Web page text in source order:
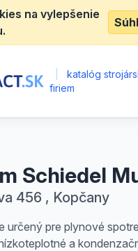
na vylepšenie
katalóg
firiem
Schiedel
456 , Kopčany
určený pre plynové
a